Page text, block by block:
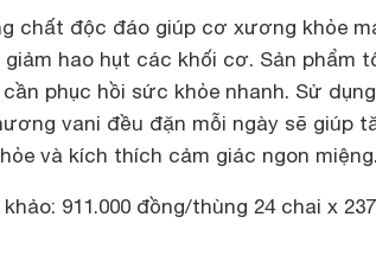
chất độc đáo giúp cơ xương khỏe
hao hụt các khối cơ. Sản phẩm
phục hồi sức khỏe nhanh. Sử
vani đều đặn mỗi ngày sẽ giúp
và kích thích cảm giác ngon miệng.
911.000 đồng/thùng 24 chai x